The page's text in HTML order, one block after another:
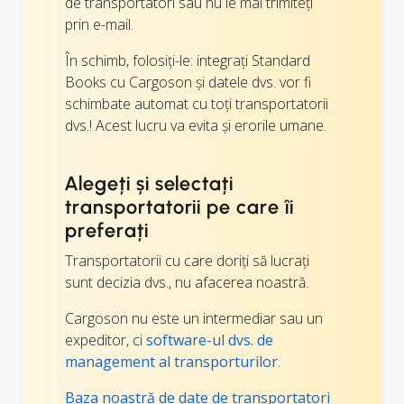
prin e-mail.
În schimb, folosiți-le: integrați Standard
Books cu Cargoson și datele dvs. vor fi
schimbate automat cu toți transportatorii
dvs.! Acest lucru va evita și erorile umane.
Alegeți și selectați
transportatorii pe care îi
preferați
Transportatorii cu care doriți să lucrați
sunt decizia dvs., nu afacerea noastră.
Cargoson nu este un intermediar sau un
expeditor, cisoftware-ul dvs. de
management al transporturilor.
Baza noastră de date de transportatori